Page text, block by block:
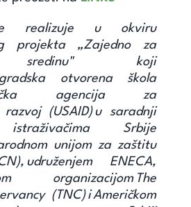
realizuje u okviru
projekta „Zajedno za
sredinu" koji
otvorena škola
agencija za
razvoj (USAID) u saradnji
istraživačima Srbije
unijom za zaštitu
udruženjem ENECA,
organizacijom The
(TNC) i Američkom